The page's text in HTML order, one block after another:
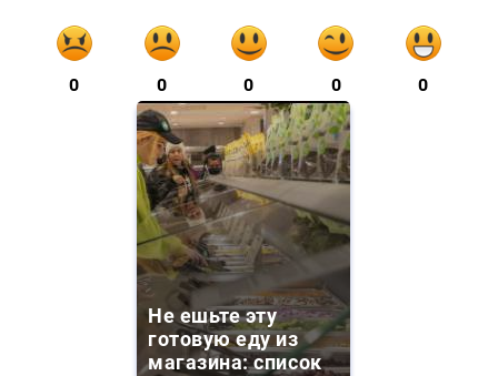
0 0 0 0 0
Не ешьте эту
готовую еду из
магазина: список